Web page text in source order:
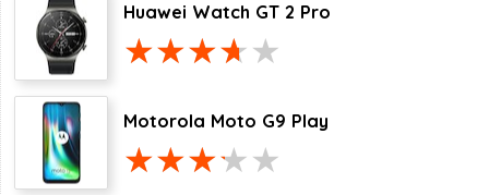
Huawei Watch GT 2 Pro
Motorola Moto G9 Play